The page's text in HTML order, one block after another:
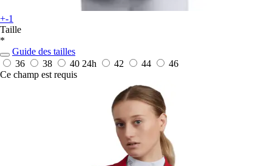
+-1
Taille
*
Guide des tailles
36
38 40 24h 42 44
46
Ce champ est requis